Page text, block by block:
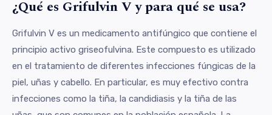
¿Qué es Grifulvin V y para qué se usa?
Grifulvin V es un medicamento antifúngico que contiene el
principio activo griseofulvina. Este compuesto es utilizado
en el tratamiento de diferentes infecciones fúngicas de la
piel, uñas y cabello. En particular, es muy efectivo contra
infecciones como la tiña, la candidiasis y la tiña de las